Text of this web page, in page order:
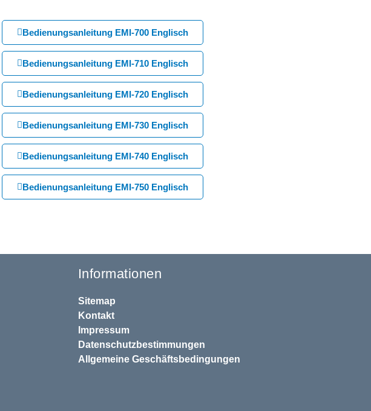
Bedienungsanleitung EMI-700 Englisch
Bedienungsanleitung EMI-710 Englisch
Bedienungsanleitung EMI-720 Englisch
Bedienungsanleitung EMI-730 Englisch
Bedienungsanleitung EMI-740 Englisch
Bedienungsanleitung EMI-750 Englisch
Informationen
Sitemap
Kontakt
Impressum
Datenschutzbestimmungen
Allgemeine Geschäftsbedingungen